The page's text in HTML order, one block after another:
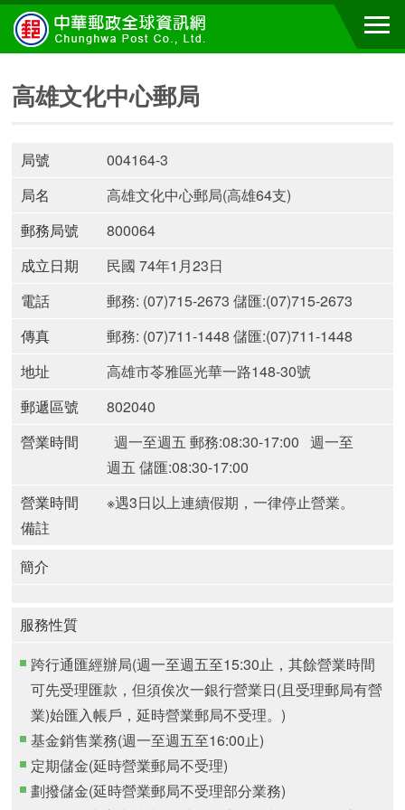
高雄文化中心郵局
局號
004164-3
局名
高雄文化中心郵局(高雄64支)
郵務局號
800064
成立日期
民國 74年1月23日
電話
郵務: (07)715-2673 儲匯:(07)715-2673
傳真
郵務: (07)711-1448 儲匯:(07)711-1448
地址
高雄市苓雅區光華一路148-30號
郵遞區號
802040
營業時間
週一至週五 郵務:08:30-17:00 週一至
週五 儲匯:08:30-17:00
營業時間
備註
※遇3日以上連續假期，一律停止營業。
簡介
服務性質
跨行通匯經辦局(週一至週五至15:30止，其餘營業時間
可先受理匯款，但須俟次一銀行營業日(且受理郵局有營
業)始匯入帳戶，延時營業郵局不受理。)
基金銷售業務(週一至週五至16:00止)
定期儲金(延時營業郵局不受理)
劃撥儲金(延時營業郵局不受理部分業務)